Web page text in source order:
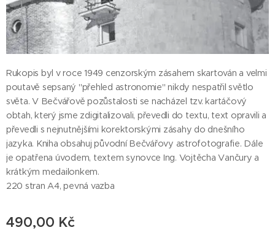
Rukopis byl v roce 1949 cenzorským zásahem skartován a velmi
poutavě sepsaný "přehled astronomie" nikdy nespatřil světlo
světa. V Bečvářově pozůstalosti se nacházel tzv. kartáčový
obtah, který jsme zdigitalizovali, převedli do textu, text opravili a
převedli s nejnutnějšími korektorskými zásahy do dnešního
jazyka. Kniha obsahuj původní Bečvářovy astrofotografie. Dále
je opatřena úvodem, textem synovce Ing. Vojtěcha Vančury a
krátkým medailonkem.
220 stran A4, pevná vazba
490,00 Kč